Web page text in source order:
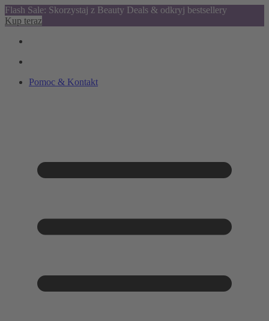
Flash Sale: Skorzystaj z Beauty Deals & odkryj bestsellery
Kup teraz
Pomoc & Kontakt